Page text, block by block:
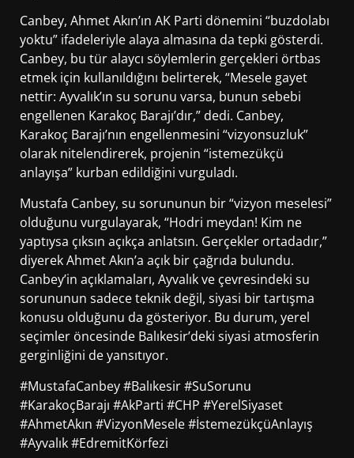
Canbey, Ahmet Akın’ın AK Parti dönemini “buzdolabı
yoktu” ifadeleriyle alaya almasına da tepki gösterdi.
Canbey, bu tür alaycı söylemlerin gerçekleri örtbas
etmek için kullanıldığını belirterek, “Mesele gayet
nettir: Ayvalık’ın su sorunu varsa, bunun sebebi
engellenen Karakoç Barajı’dır,” dedi. Canbey,
Karakoç Barajı’nın engellenmesini “vizyonsuzluk”
olarak nitelendirerek, projenin “istemezükçü
anlayışa” kurban edildiğini vurguladı.
Mustafa Canbey, su sorununun bir “vizyon meselesi”
olduğunu vurgulayarak, “Hodri meydan! Kim ne
yaptıysa çıksın açıkça anlatsın. Gerçekler ortadadır,”
diyerek Ahmet Akın’a açık bir çağrıda bulundu.
Canbey’in açıklamaları, Ayvalık ve çevresindeki su
sorununun sadece teknik değil, siyasi bir tartışma
konusu olduğunu da gösteriyor. Bu durum, yerel
seçimler öncesinde Balıkesir’deki siyasi atmosferin
gerginliğini de yansıtıyor.
#MustafaCanbey #Balıkesir #SuSorunu
#KarakoçBarajı #AkParti #CHP #YerelSiyaset
#AhmetAkın #VizyonMesele #İstemezükçüAnlayış
#Ayvalık #EdremitKörfezi